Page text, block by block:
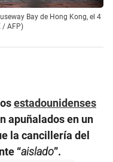
Bay de Hong Kong, el 4
/ AFP)
estadounidenses
apuñalados en un
la cancillería del
“aislado”.